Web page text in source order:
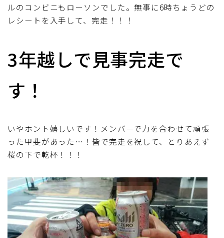
ルのコンビニもローソンでした。無事に6時ちょうどの
レシートを入手して、完走！！！
3年越しで見事完走で
す！
いやホント嬉しいです！メンバーで力を合わせて頑張
った甲斐があった…！皆で完走を祝して、とりあえず
桜の下で乾杯！！！